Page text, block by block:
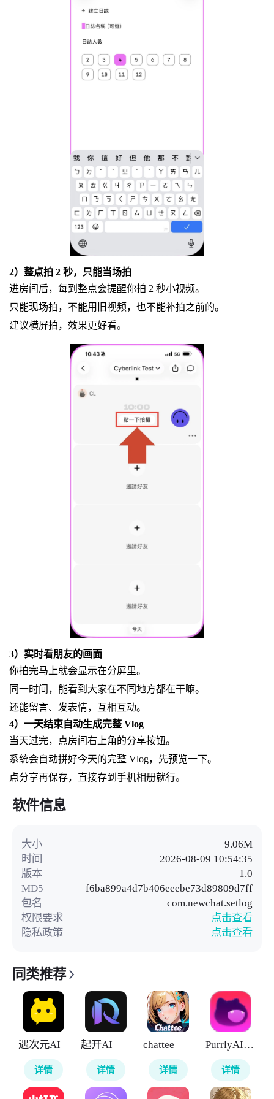
2）整点拍 2 秒，只能当场拍
进房间后，每到整点会提醒你拍 2 秒小视频。
只能现场拍，不能用旧视频，也不能补拍之前的。
建议横屏拍，效果更好看。
3）实时看朋友的画面
你拍完马上就会显示在分屏里。
同一时间，能看到大家在不同地方都在干嘛。
还能留言、发表情，互相互动。
4）一天结束自动生成完整 Vlog
当天过完，点房间右上角的分享按钮。
系统会自动拼好今天的完整 Vlog，先预览一下。
点分享再保存，直接存到手机相册就行。
软件信息
大小
9.06M
时间
2026-08-09 10:54:35
版本
1.0
MD5
f6ba899a4d7b406eeebe73d89809d7ff
包名
com.newchat.setlog
权限要求
点击查看
隐私政策
点击查看
同类推荐
遇次元AI
详情
起开AI
详情
chattee
详情
PurrlyAI云酒馆
详情